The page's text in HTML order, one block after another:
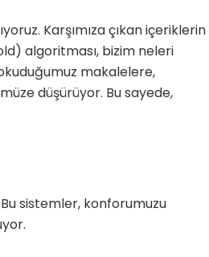
Karşımıza çıkan içeriklerin
algoritması, bizim neleri
makalelere,
düşürüyor. Bu sayede,
sistemler, konforumuzu